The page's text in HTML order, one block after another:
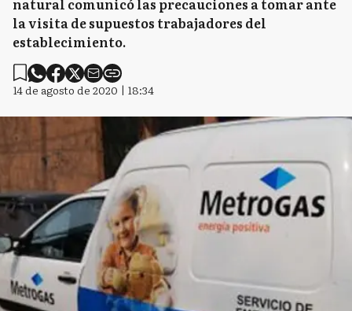
la visita de supuestos trabajadores del
establecimiento.
14 de agosto de 2020 | 18:34